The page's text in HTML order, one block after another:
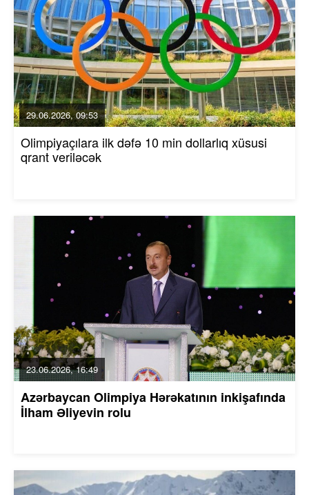
29.06.2026, 09:53
Olimpiyaçılara ilk dəfə 10 min dollarlıq xüsusi
qrant veriləcək
23.06.2026, 16:49
Azərbaycan Olimpiya Hərəkatının inkişafında
İlham Əliyevin rolu